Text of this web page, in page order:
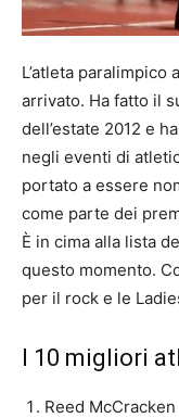
L’atleta paralimpico
arrivato. Ha fatto il
dell’estate 2012 e
negli eventi di
portato a essere
come parte dei
È in cima alla lista
questo momento.
per il rock e le
I 10 migliori
Reed McCracken